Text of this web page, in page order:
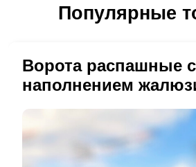
Популярные
Ворота распашные с
наполнением